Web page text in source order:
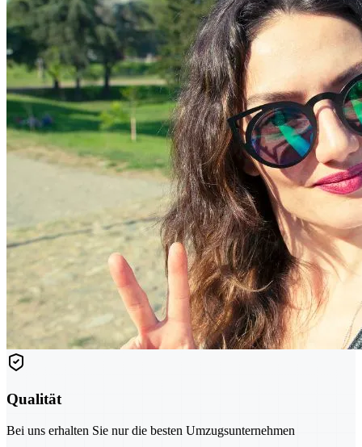
Qualität
Bei uns erhalten Sie nur die besten Umzugsunternehmen